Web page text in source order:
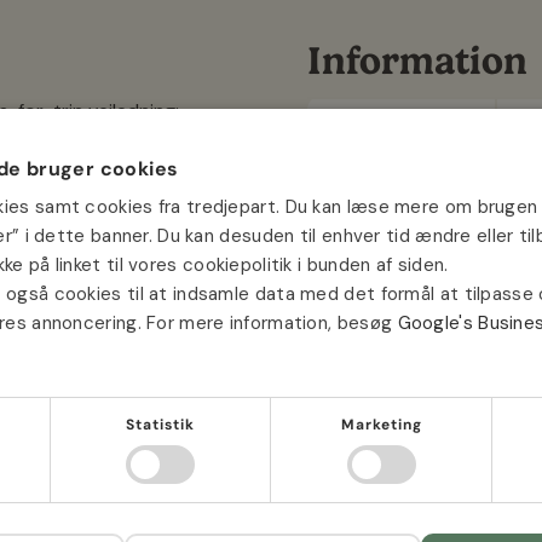
for-trin vejledning:
et løvfældende træ.
så dine blomster vil
visne naturligt. Det er
og plante de største
især i tørt
Information
Såafstand 12
Plantehøjde 50
Antal 30
Størrelse
bruger cookies
samt cookies fra tredjepart. Du kan læse mere om
i dette banner. Du kan desuden til enhver tid ændre eller
på linket til vores cookiepolitik i bunden af siden.
også cookies til at indsamle data med det formål at tilpasse
annoncering. For mere information, besøg Google's
Statistik Marketing